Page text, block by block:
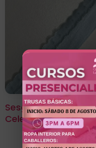
Sesgo Doble Mora
Celeste